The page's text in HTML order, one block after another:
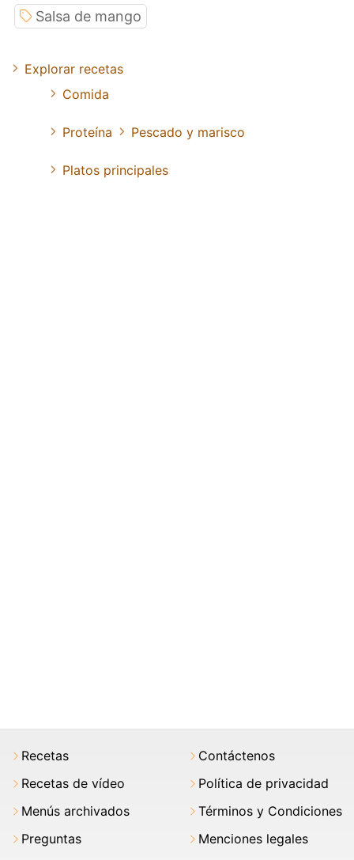
Salsa de mango
Explorar recetas
Comida
Proteína Pescado y marisco
Platos principales
Recetas
Recetas de vídeo
Menús archivados
Preguntas
Contáctenos
Política de privacidad
Términos y Condiciones
Menciones legales